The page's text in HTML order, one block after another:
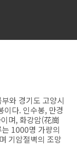
와 경기도 고양시
이다. 인수봉, 만경
며, 화강암(花崗
1000명 가량의
기암절벽의 조망